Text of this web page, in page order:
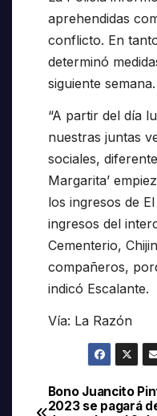
aprehendidas
conflicto. En
determinó
siguiente semana.
“A partir del día
nuestras juntas
sociales,
Margarita’
los ingresos de
ingresos del
Cementerio,
compañeros,
indicó Escalante.
Vía: La Razón
Bono Juancito
2023 se pagará